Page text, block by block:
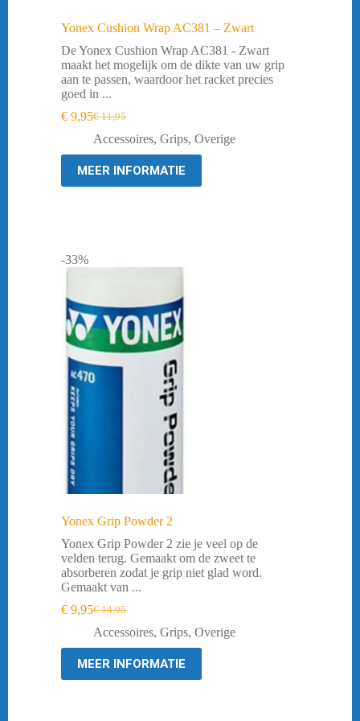
Yonex Cushion Wrap AC381 – Zwart
De Yonex Cushion Wrap AC381 - Zwart
maakt het mogelijk om de dikte van uw grip
aan te passen, waardoor het racket precies
goed in ...
€11,95
Oorspronkelijke
prijs
was:
€ 11,95.
€ 9,95Huidige
prijs
is:
€ 9,95.
Accessoires, Grips, Overige
MEER INFORMATIE
-33%
Yonex Grip Powder 2
Yonex Grip Powder 2 zie je veel op de
velden terug. Gemaakt om de zweet te
absorberen zodat je grip niet glad word.
Gemaakt van ...
€14,95
Oorspronkelijke
prijs
was:
€ 14,95.
€ 9,95Huidige
prijs
is:
€ 9,95.
Accessoires, Grips, Overige
MEER INFORMATIE